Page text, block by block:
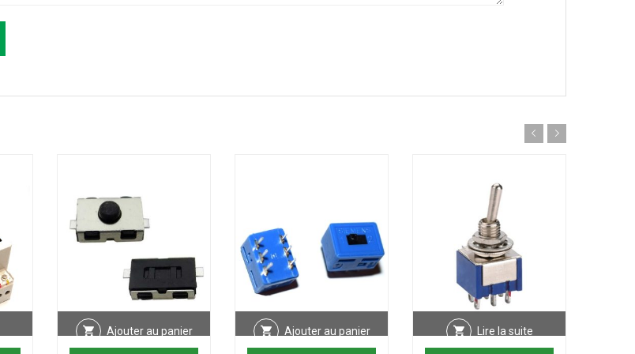
Ajouter au panier Ajouter au panier Lire la suite